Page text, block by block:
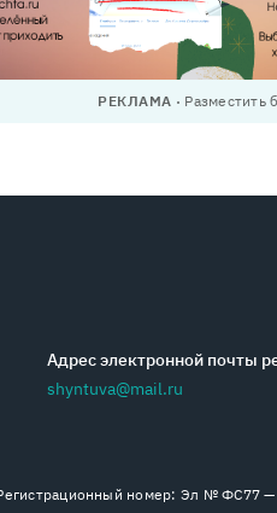
РЕКЛАМА Разместить
Адрес электронной почты
shyntuva@mail.ru
номер: Эл № ФС77